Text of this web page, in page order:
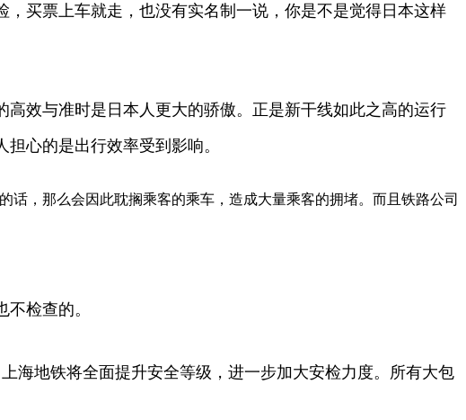
买票上车就走，也没有实名制一说，你是不是觉得日本这样
效与准时是日本人更大的骄傲。正是新干线如此之高的运行
心的是出行效率受到影响。
，那么会因此耽搁乘客的乘车，造成大量乘客的拥堵。而且铁路公司
检查的。
海地铁将全面提升安全等级，进一步加大安检力度。所有大包